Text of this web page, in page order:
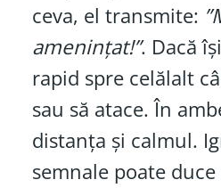
ceva, el transmite:
amenințat!”. Dacă
rapid spre celălalt
sau să atace. În
distanța și calmul.
semnale poate